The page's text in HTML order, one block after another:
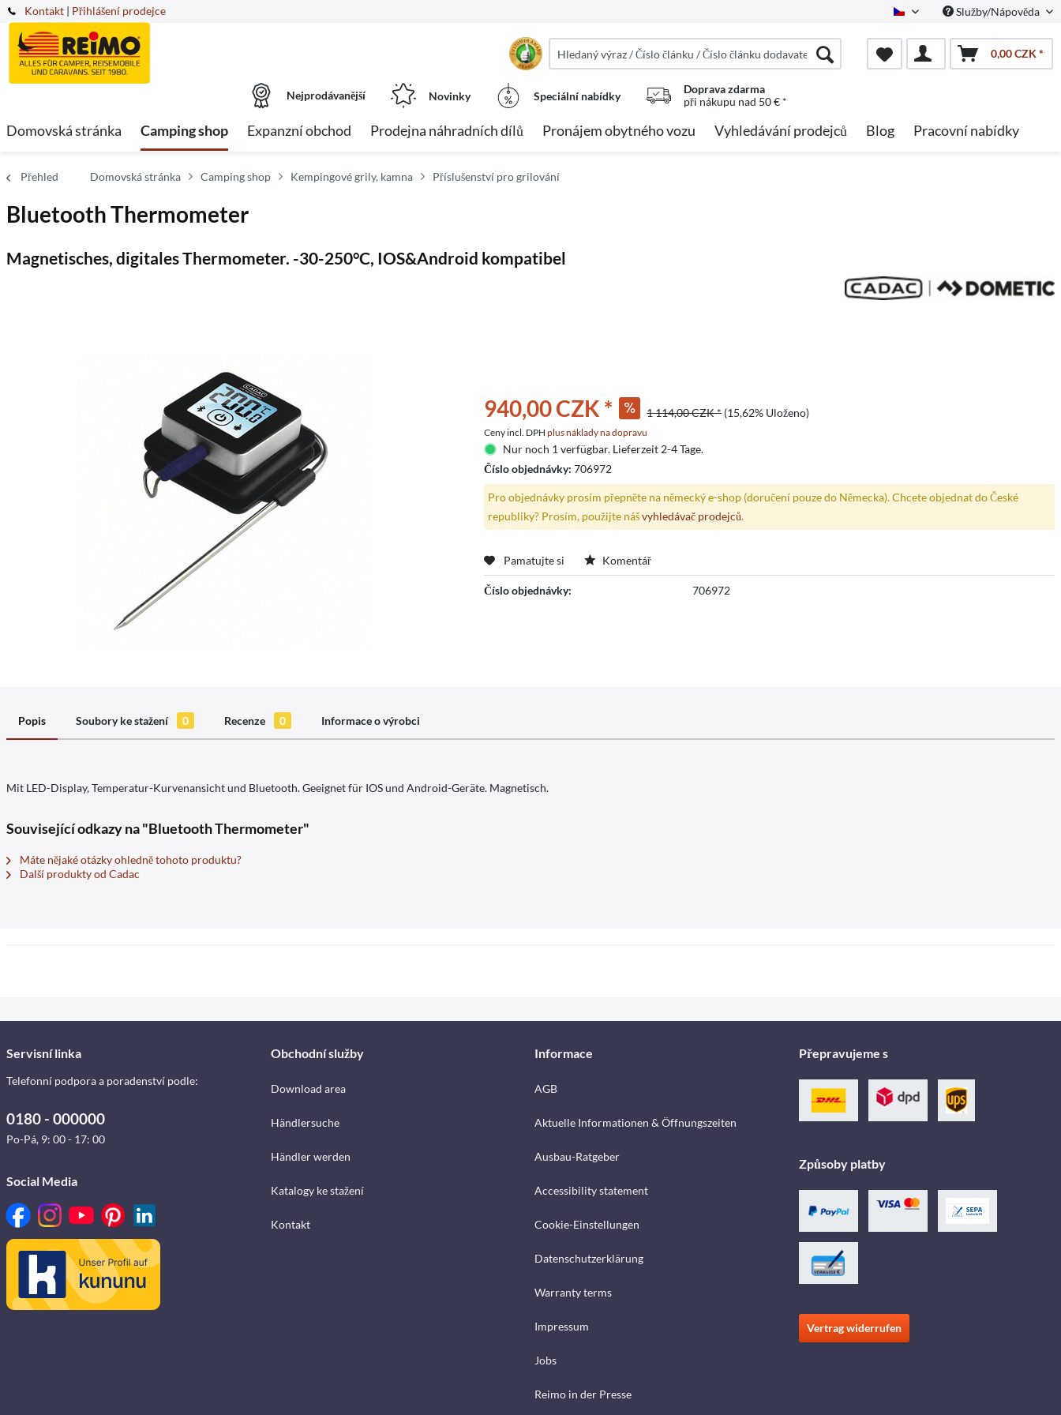
Kontakt Czech Služby/Nápověda
| Přihlášení prodejce
0,00 CZK *
Nejprodávanější Novinky Speciální nabídky
Doprava zdarma
při nákupu nad 50 € *
Domovská stránka Camping shop Expanzní obchod Prodejna náhradních dílů Pronájem obytného vozu Vyhledávání prodejců Blog Pracovní nabídky
Přehled Domovská stránka Camping shop Kempingové grily, kamna Příslušenství pro grilování
Bluetooth Thermometer
Magnetisches, digitales Thermometer. -30-250°C, IOS&Android kompatibel
940,00 CZK * 1 114,00 CZK * (15,62% Uloženo)
Ceny incl. DPHplus náklady na dopravu
Nur noch 1 verfügbar. Lieferzeit 2-4 Tage.
Číslo objednávky:706972
Pro objednávky prosím přepněte na německý e-shop (doručení pouze do Německa). Chcete objednat do České
republiky? Prosím, použijte nášvyhledávač prodejců.
Pamatujte si Komentář
Číslo objednávky: 706972
Popis Soubory ke stažení 0 Recenze 0 Informace o výrobci
Mit LED-Display, Temperatur-Kurvenansicht und Bluetooth. Geeignet für IOS und Android-Geräte. Magnetisch.
Související odkazy na "Bluetooth Thermometer"
Máte nějaké otázky ohledně tohoto produktu?
Další produkty od Cadac
Servisní linka
Telefonní podpora a poradenství podle:
0180 - 000000
Po-Pá, 9: 00 - 17: 00
Social Media
Obchodní služby
Download area
Händlersuche
Händler werden
Katalogy ke stažení
Kontakt
Informace
AGB
Aktuelle Informationen & Öffnungszeiten
Ausbau-Ratgeber
Accessibility statement
Cookie-Einstellungen
Datenschutzerklärung
Warranty terms
Impressum
Jobs
Reimo in der Presse
Přepravujeme s
Způsoby platby
Vertrag widerrufen